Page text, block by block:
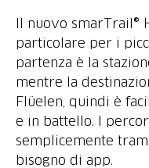
Il nuovo smarTrail®
particolare per i
partenza è la
mentre la
Flüelen, quindi è
e in battello. I
semplicemente
bisogno di app.